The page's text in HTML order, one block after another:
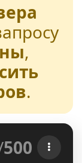
,
.
[1.21-26.2]
V^ БедВарс
500